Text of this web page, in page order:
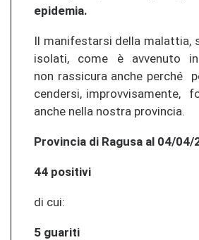
epi­de­mia.
Il ma­ni­fes­tar­si della ma­lat­tia,
iso­la­ti, come è av­ve­nu­to
non ras­si­cu­ra anche per­ché
cen­der­si, im­pro­v­vi­sa­men­te,
anche nella nos­tra pro­vin­cia.
Pro­vin­cia di Ra­gu­sa al 04/04/
44 po­si­ti­vi
di cui:
5 gua­ri­ti